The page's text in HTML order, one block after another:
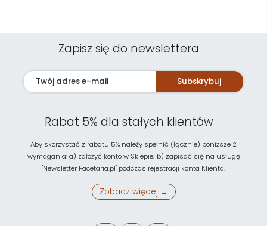
Zapisz się do newslettera
Subskrybuj
Rabat 5% dla stałych klientów
Aby skorzystać z rabatu 5% należy spełnić (łącznie) poniższe 2
wymagania: a) założyć konto w Sklepie; b) zapisać się na usługę
"Newsletter Facetaria.pl" podczas rejestracji konta Klienta.
Zobacz więcej →